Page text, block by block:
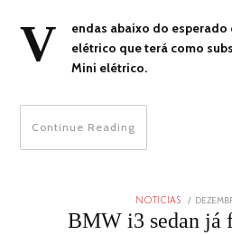
V
endas abaixo do
elétrico que terá como
Mini elétrico.
Continue Reading
NOTICIAS
POSTED
BMW i3 sedan já